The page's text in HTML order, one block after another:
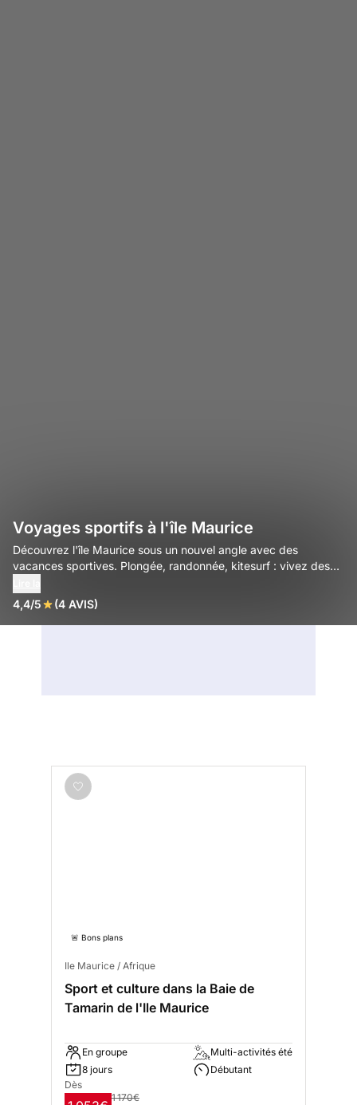
Voyages sportifs à l'île Maurice
Découvrez l'île Maurice sous un nouvel angle avec des
vacances sportives. Plongée, randonnée, kitesurf : vivez des
4,4/5 (4 AVIS)
🚨 Bons plans
Ile Maurice / Afrique
Sport et culture dans la Baie de
Tamarin de l'Ile Maurice
En groupe
8 jours
Multi-activités été
Débutant
Dès
1 170€